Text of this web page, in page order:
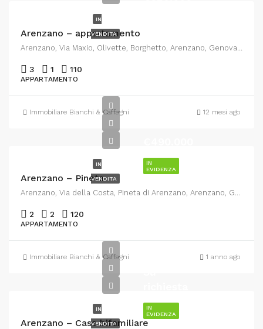
IN
VENDITA
Arenzano – appartamento
Arenzano, Via Maxio, Olivette, Borghetto, Arenzano, Genova, Liguria, 16011, Italia
3 1 110
APPARTAMENTO
Immobiliare Bianchi & Caffagni 12 mesi ago
IN
EVIDENZA
IN
VENDITA
Arenzano – Pineta
Arenzano, Via della Costa, Pineta di Arenzano, Arenzano, Genova, Liguria, 16011, Italia
2 2 120
APPARTAMENTO
Immobiliare Bianchi & Caffagni 1 anno ago
IN
EVIDENZA
IN
VENDITA
Arenzano – Casa bifamiliare